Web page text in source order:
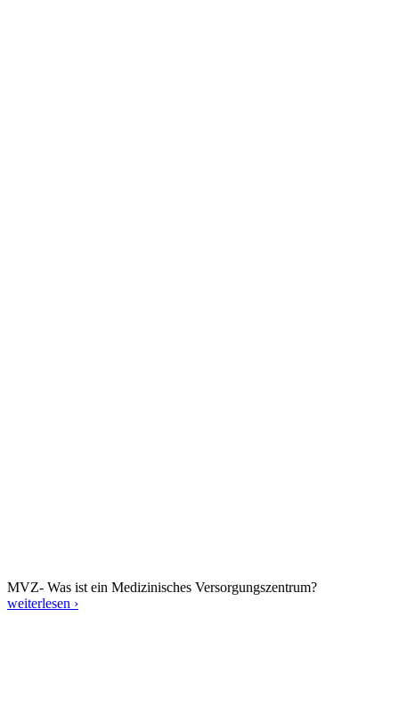
MVZ- Was ist ein Medizinisches Versorgungszentrum?
weiterlesen ›